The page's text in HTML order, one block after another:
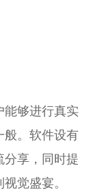
够进行真实
般。软件设有
享，同时提
觉盛宴。